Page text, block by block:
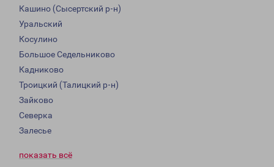
Кашино (Сысертский р-н)
Уральский
Косулино
Большое Седельниково
Кадниково
Троицкий (Талицкий р-н)
Зайково
Северка
Залесье
показать всё